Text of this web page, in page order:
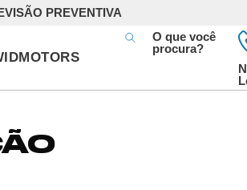
PREVENTIVA
O que você
procura?